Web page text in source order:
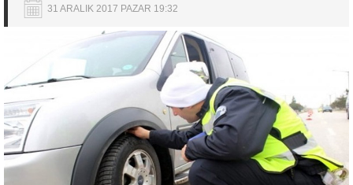
31 ARALIK 2017 PAZAR 19:32